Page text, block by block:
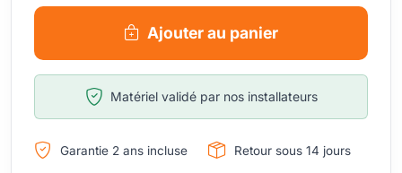
Ajouter au panier
Matériel validé par nos installateurs
Garantie 2 ans incluse Retour sous 14 jours